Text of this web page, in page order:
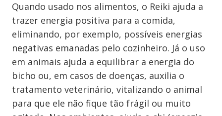
Quando usado nos alimentos, o Reiki ajuda a
trazer energia positiva para a comida,
eliminando, por exemplo, possíveis energias
negativas emanadas pelo cozinheiro. Já o uso
em animais ajuda a equilibrar a energia do
bicho ou, em casos de doenças, auxilia o
tratamento veterinário, vitalizando o animal
para que ele não fique tão frágil ou muito